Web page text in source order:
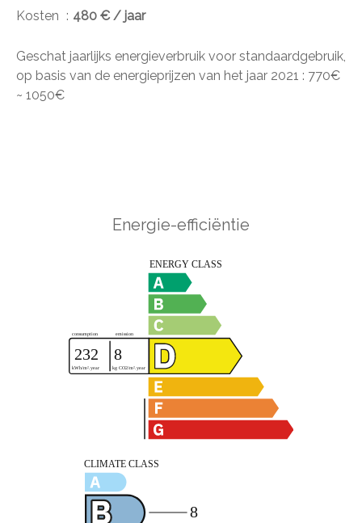
Kosten 480 € / jaar
Geschat jaarlijks energieverbruik voor standaardgebruik,
op basis van de energieprijzen van het jaar 2021 : 770€
~ 1050€
Energie-efficiëntie